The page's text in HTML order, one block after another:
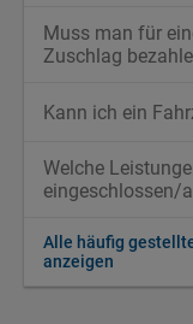
Muss man für
Zuschlag
Kann ich ein
Welche
eingeschlossen/
Alle häufig
anzeigen